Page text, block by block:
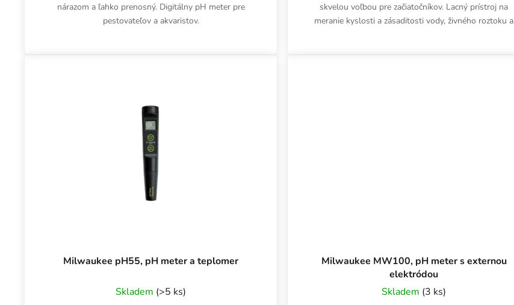
nárazom a ľahko prenosný. Digitálny pH meter pre
pestovateľov a akvaristov.
skvelou voľbou pre začiatočníkov. Lacný prístroj na
meranie kyslosti a zásaditosti vody, živného roztoku a
Milwaukee pH55, pH meter a teplomer
Skladem (>5 ks)
Milwaukee MW100, pH meter s externou
elektródou
Skladem (3 ks)